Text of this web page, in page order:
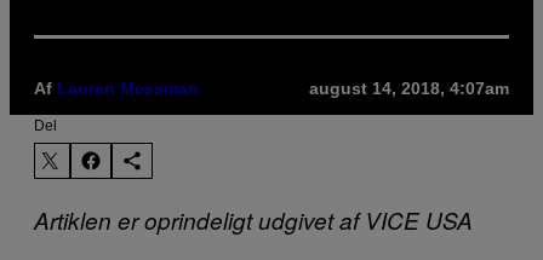
Af Lauren Messman august 14, 2018, 4:07am
Del
Artiklen er oprindeligt udgivet af VICE USA